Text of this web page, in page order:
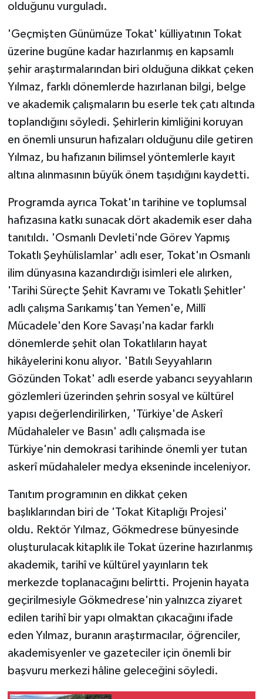
olduğunu vurguladı.
'Geçmişten Günümüze Tokat' külliyatının Tokat
üzerine bugüne kadar hazırlanmış en kapsamlı
şehir araştırmalarından biri olduğuna dikkat çeken
Yılmaz, farklı dönemlerde hazırlanan bilgi, belge
ve akademik çalışmaların bu eserle tek çatı altında
toplandığını söyledi. Şehirlerin kimliğini koruyan
en önemli unsurun hafızaları olduğunu dile getiren
Yılmaz, bu hafızanın bilimsel yöntemlerle kayıt
altına alınmasının büyük önem taşıdığını kaydetti.
Programda ayrıca Tokat'ın tarihine ve toplumsal
hafızasına katkı sunacak dört akademik eser daha
tanıtıldı. 'Osmanlı Devleti'nde Görev Yapmış
Tokatlı Şeyhülislamlar' adlı eser, Tokat'ın Osmanlı
ilim dünyasına kazandırdığı isimleri ele alırken,
'Tarihi Süreçte Şehit Kavramı ve Tokatlı Şehitler'
adlı çalışma Sarıkamış'tan Yemen'e, Millî
Mücadele'den Kore Savaşı'na kadar farklı
dönemlerde şehit olan Tokatlıların hayat
hikâyelerini konu alıyor. 'Batılı Seyyahların
Gözünden Tokat' adlı eserde yabancı seyyahların
gözlemleri üzerinden şehrin sosyal ve kültürel
yapısı değerlendirilirken, 'Türkiye'de Askerî
Müdahaleler ve Basın' adlı çalışmada ise
Türkiye'nin demokrasi tarihinde önemli yer tutan
askerî müdahaleler medya ekseninde inceleniyor.
Tanıtım programının en dikkat çeken
başlıklarından biri de 'Tokat Kitaplığı Projesi'
oldu. Rektör Yılmaz, Gökmedrese bünyesinde
oluşturulacak kitaplık ile Tokat üzerine hazırlanmış
akademik, tarihî ve kültürel yayınların tek
merkezde toplanacağını belirtti. Projenin hayata
geçirilmesiyle Gökmedrese'nin yalnızca ziyaret
edilen tarihî bir yapı olmaktan çıkacağını ifade
eden Yılmaz, buranın araştırmacılar, öğrenciler,
akademisyenler ve gazeteciler için önemli bir
başvuru merkezi hâline geleceğini söyledi.